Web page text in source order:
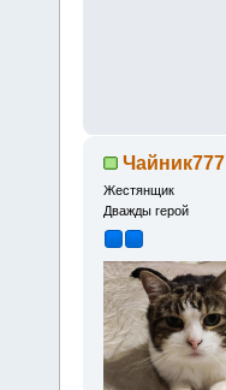
Чайник777
Жестянщик
Дважды герой